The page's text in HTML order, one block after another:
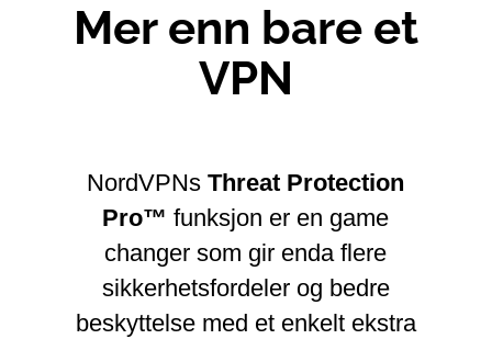
Mer enn bare et
VPN
NordVPNsThreat Protection
Pro™ funksjon er en game
changer som gir enda flere
sikkerhetsfordeler og bedre
beskyttelse med et enkelt ekstra